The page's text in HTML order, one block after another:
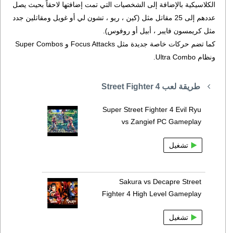
الكلاسيكية بالإضافة إلى الشخصيات التي تمت إضافتها لاحقاً بحيث يصل
عددهم إلى 25 مقاتل مثل (كين ، ريو ، تشون لي أو غويل ومقاتلين جدد
مثل كريمسون فايبر ، أبيل أو روفوس).
كما تضم حركات خاصة جديدة مثل Focus Attacks و Super Combos
ونظام Ultra Combo.
طريقة لعب Street Fighter 4
Super Street Fighter 4 Evil Ryu
vs Zangief PC Gameplay
تشغيل
Sakura vs Decapre Street
Fighter 4 High Level Gameplay
تشغيل